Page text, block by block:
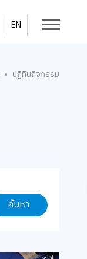
EN
• ปฏิทินกิจกรรม
ค้นหา